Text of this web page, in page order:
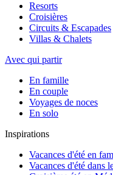
Resorts
Croisières
Circuits & Escapades
Villas & Chalets
Avec qui partir
En famille
En couple
Voyages de noces
En solo
Inspirations
Vacances d'été en
Vacances d'été dans